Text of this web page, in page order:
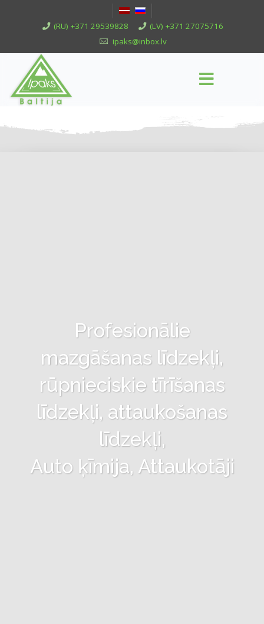
(RU) +371 29539828
(LV) +371 27075716
ipaks@inbox.lv
Profesionālie
mazgāšanas līdzekļi,
rūpnieciskie tīrīšanas
līdzekļi, attaukošanas
līdzekļi,
Auto ķīmija, Attaukotāji